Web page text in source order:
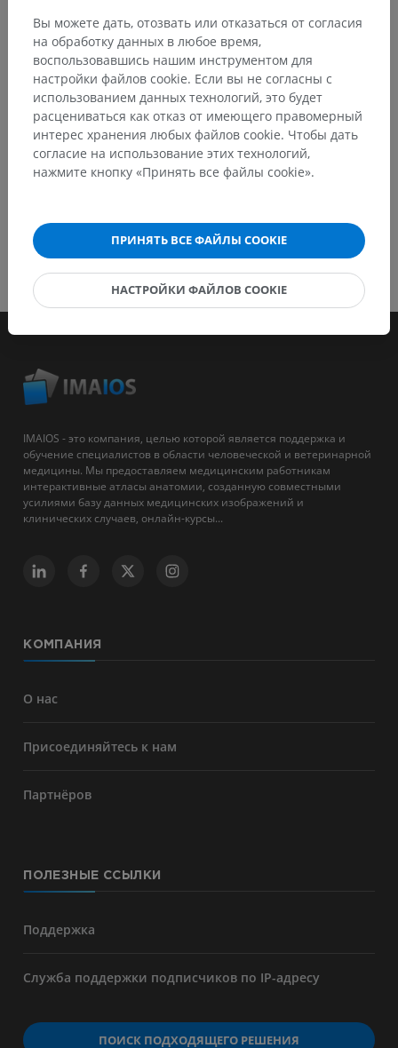
Сообщить об ошибке
СКАЧАТЬ ПРИЛОЖЕНИЕ
IMAIOS - это компания, целью которой является поддержка и
обучение специалистов в области человеческой и ветеринарной
медицины. Мы предоставляем медицинским работникам
интерактивные атласы анатомии, созданную совместными
усилиями базу данных медицинских изображений и
клинических случаев, онлайн-курсы...
КОМПАНИЯ
О нас
Присоединяйтесь к нам
Партнёров
ПОЛЕЗНЫЕ ССЫЛКИ
Поддержка
Служба поддержки подписчиков по IP-адресу
ПОИСК ПОДХОДЯЩЕГО РЕШЕНИЯ
Вы можете дать, отозвать или отказаться от согласия
на обработку данных в любое время,
воспользовавшись нашим инструментом для
настройки файлов cookie. Если вы не согласны с
использованием данных технологий, это будет
расцениваться как отказ от имеющего правомерный
интерес хранения любых файлов cookie. Чтобы дать
согласие на использование этих технологий,
нажмите кнопку «Принять все файлы cookie».
ПРИНЯТЬ ВСЕ ФАЙЛЫ COOKIE
НАСТРОЙКИ ФАЙЛОВ COOKIE